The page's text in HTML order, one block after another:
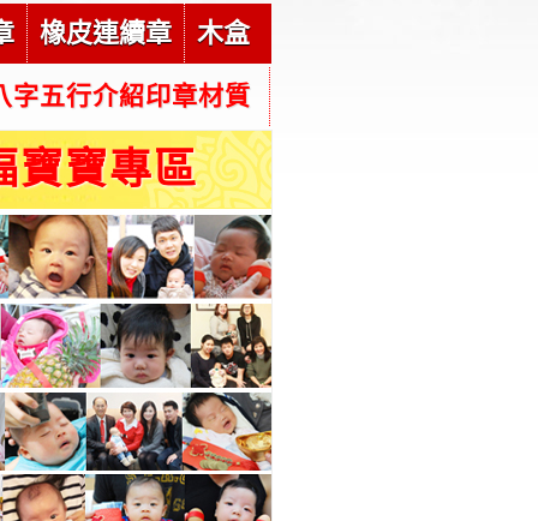
橡皮連續章 木盒
字五行介紹印章材質
寶寶專區